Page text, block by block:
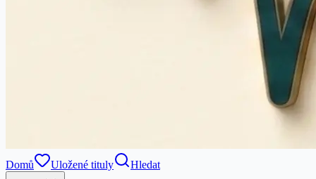
Domů Uložené tituly Hledat